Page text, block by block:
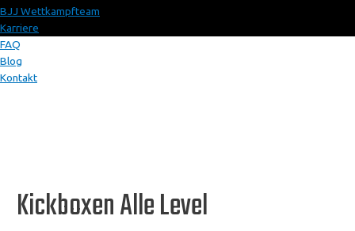
BJJ Wettkampfteam
Karriere
FAQ
Blog
Kontakt
Kickboxen Alle Level